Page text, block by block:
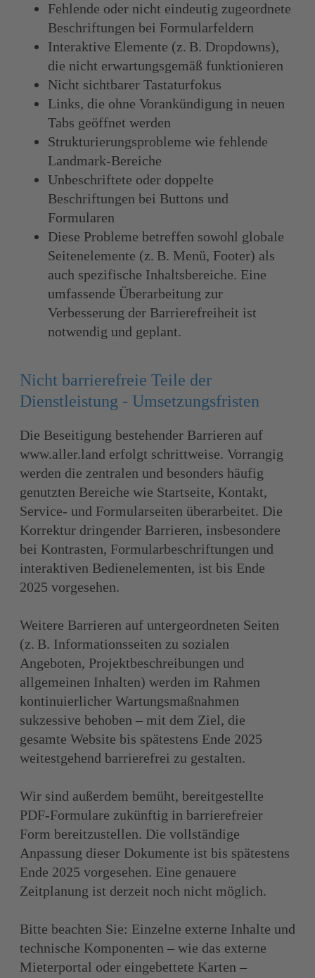
Fehlende oder nicht eindeutig zugeordnete
Beschriftungen bei Formularfeldern
Interaktive Elemente (z. B. Dropdowns),
die nicht erwartungsgemäß funktionieren
Nicht sichtbarer Tastaturfokus
Links, die ohne Vorankündigung in neuen
Tabs geöffnet werden
Strukturierungsprobleme wie fehlende
Landmark-Bereiche
Unbeschriftete oder doppelte
Beschriftungen bei Buttons und
Formularen
Diese Probleme betreffen sowohl globale
Seitenelemente (z. B. Menü, Footer) als
auch spezifische Inhaltsbereiche. Eine
umfassende Überarbeitung zur
Verbesserung der Barrierefreiheit ist
notwendig und geplant.
Nicht barrierefreie Teile der
Dienstleistung - Umsetzungsfristen
Die Beseitigung bestehender Barrieren auf
www.aller.land erfolgt schrittweise. Vorrangig
werden die zentralen und besonders häufig
genutzten Bereiche wie Startseite, Kontakt,
Service- und Formularseiten überarbeitet. Die
Korrektur dringender Barrieren, insbesondere
bei Kontrasten, Formularbeschriftungen und
interaktiven Bedienelementen, ist bis Ende
2025 vorgesehen.
Weitere Barrieren auf untergeordneten Seiten
(z. B. Informationsseiten zu sozialen
Angeboten, Projektbeschreibungen und
allgemeinen Inhalten) werden im Rahmen
kontinuierlicher Wartungsmaßnahmen
sukzessive behoben – mit dem Ziel, die
gesamte Website bis spätestens Ende 2025
weitestgehend barrierefrei zu gestalten.
Wir sind außerdem bemüht, bereitgestellte
PDF-Formulare zukünftig in barrierefreier
Form bereitzustellen. Die vollständige
Anpassung dieser Dokumente ist bis spätestens
Ende 2025 vorgesehen. Eine genauere
Zeitplanung ist derzeit noch nicht möglich.
Bitte beachten Sie: Einzelne externe Inhalte und
technische Komponenten – wie das externe
Mieterportal oder eingebettete Karten –